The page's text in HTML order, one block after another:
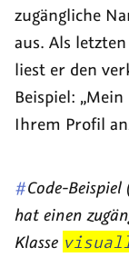
zugängliche
aus. Als
liest er den
Beispiel: Mein
Ihrem Profil
#Code-
hat einen
Klasse